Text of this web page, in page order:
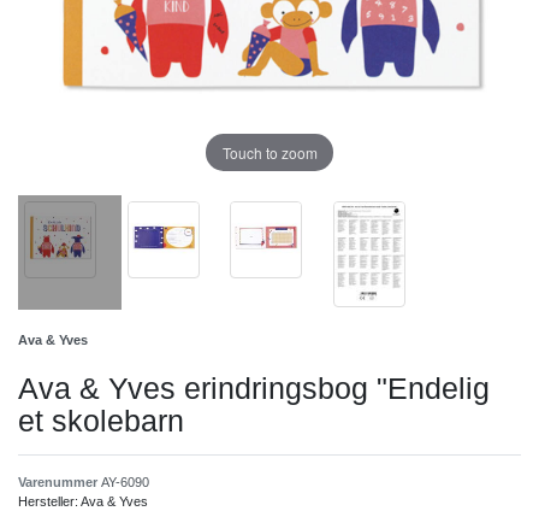
Touch to zoom
Ava & Yves
Ava & Yves erindringsbog "Endelig
et skolebarn
Varenummer AY-6090
Hersteller: Ava & Yves